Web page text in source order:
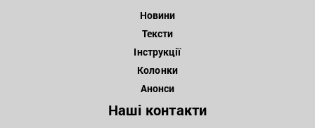
Новини
Тексти
Інструкції
Колонки
Анонси
Наші контакти